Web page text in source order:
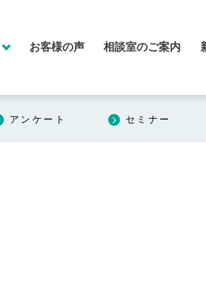
お客様の声 相談室のご案内
アンケート セミナー